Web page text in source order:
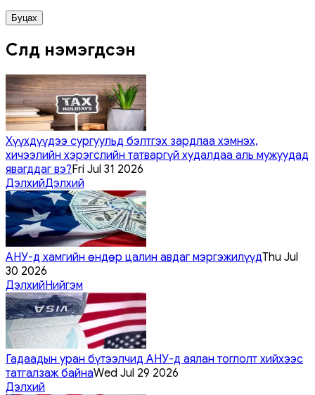
Буцах
Сүүлд нэмэгдсэн
Хүүхдүүдээ сургуульд бэлтгэх зардлаа хэмнэх,
хичээлийн хэрэгслийн татваргүй худалдаа аль мужуудад
явагддаг вэ?Fri Jul 31 2026
ДэлхийДэлхий
АНУ-д хамгийн өндөр цалин авдаг мэргэжилүүдThu Jul
30 2026
ДэлхийНийгэм
Гадаадын уран бүтээлчид АНУ-д аялан тоглолт хийхээс
татгалзаж байнаWed Jul 29 2026
Дэлхий